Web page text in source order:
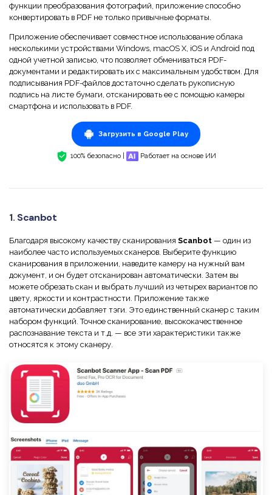
функции преобразования фотографий, приложение способно
конвертировать в PDF не только привычные форматы.
Приложение обеспечивает совместное использование облака
несколькими устройствами Windows, macOS X, iOS и Android под
одной учетной записью, что позволяет обмениваться PDF-
документами и редактировать их с максимальным удобством. Для
подписывания PDF-файлов достаточно сделать рукописную
подпись на листе бумаги, отсканировать ее с помощью камеры
смартфона и использовать в PDF.
Загрузить в Google Play
100% безопасно | Работает на основе ИИ
1. Scanbot
Благодаря высокому качеству сканирования Scanbot — один из
наиболее часто используемых сканеров. Выберите функцию
сканирования в приложении, наведите камеру на нужный вам
документ, и он будет отсканирован автоматически. Затем вы
можете обрезать скан и выбрать лучший из четырех вариантов по
цвету, яркости и контрастности. Приложение также
автоматически добавляет тэги. Это единственный сканер с таким
набором функций. Точное сканирование, высококачественное
распознавание текста и т.д. — все эти характеристики также
относятся к этому сканеру.